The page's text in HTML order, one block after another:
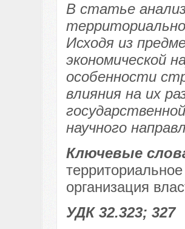
В статье
Исходя из
экономической
особенности
влияния на их
научного
Ключевые
организация
УДК 32.323; 327